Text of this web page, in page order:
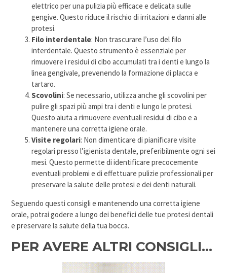
elettrico per una pulizia più efficace e delicata sulle
gengive. Questo riduce il rischio di irritazioni e danni alle
protesi.
Filo interdentale: Non trascurare l’uso del filo
interdentale. Questo strumento è essenziale per
rimuovere i residui di cibo accumulati tra i denti e lungo la
linea gengivale, prevenendo la formazione di placca e
tartaro.
Scovolini: Se necessario, utilizza anche gli scovolini per
pulire gli spazi più ampi tra i denti e lungo le protesi.
Questo aiuta a rimuovere eventuali residui di cibo e a
mantenere una corretta igiene orale.
Visite regolari: Non dimenticare di pianificare visite
regolari presso l’igienista dentale, preferibilmente ogni sei
mesi. Questo permette di identificare precocemente
eventuali problemi e di effettuare pulizie professionali per
preservare la salute delle protesi e dei denti naturali.
Seguendo questi consigli e mantenendo una corretta igiene
orale, potrai godere a lungo dei benefici delle tue protesi dentali
e preservare la salute della tua bocca.
PER AVERE ALTRI CONSIGLI…